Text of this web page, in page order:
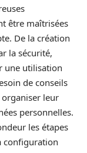
être maîtrisées
De la création
la sécurité,
une utilisation
de conseils
organiser leur
personnelles.
les étapes
configuration